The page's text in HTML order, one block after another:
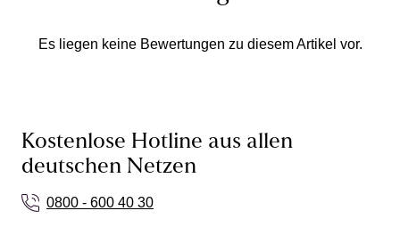
Es liegen keine Bewertungen zu diesem Artikel vor.
Kostenlose Hotline aus allen
deutschen Netzen
0800 - 600 40 30